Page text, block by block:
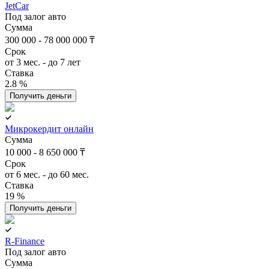
JetCar
Под залог авто
Сумма
300 000 - 78 000 000 ₸
Срок
от 3 мес. - до 7 лет
Ставка
2.8 %
Получить деньги
Микрокердит онлайн
Сумма
10 000 - 8 650 000 ₸
Срок
от 6 мес. - до 60 мес.
Ставка
19 %
Получить деньги
R-Finance
Под залог авто
Сумма